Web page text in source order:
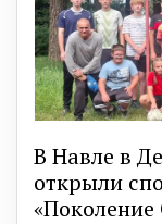
В Навле в
открыли